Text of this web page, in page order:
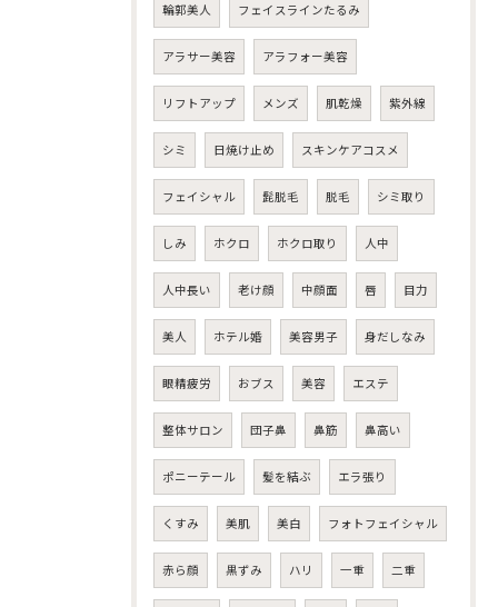
輪郭美人 フェイスラインたるみ
アラサー美容 アラフォー美容
リフトアップ メンズ 肌乾燥 紫外線
シミ 日焼け止め スキンケアコスメ
フェイシャル 髭脱毛 脱毛 シミ取り
しみ ホクロ ホクロ取り 人中
人中長い 老け顔 中顔面 唇 目力
美人 ホテル婚 美容男子 身だしなみ
眼精疲労 おブス 美容 エステ
整体サロン 団子鼻 鼻筋 鼻高い
ポニーテール 髪を結ぶ エラ張り
くすみ 美肌 美白 フォトフェイシャル
赤ら顔 黒ずみ ハリ 一重 二重